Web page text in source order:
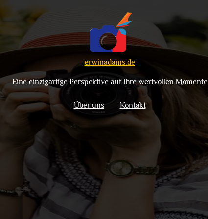
erwinadams.de
Eine einzigartige Perspektive auf Ihre wertvollen Momente
Über uns Kontakt